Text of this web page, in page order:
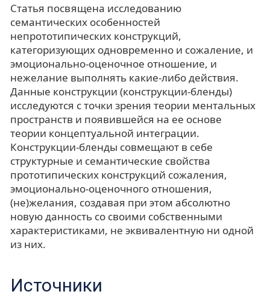
Статья посвящена исследованию
семантических особенностей
непрототипических конструкций,
категоризующих одновременно и сожаление, и
эмоционально-оценочное отношение, и
нежелание выполнять какие-либо действия.
Данные конструкции (конструкции-бленды)
исследуются с точки зрения теории ментальных
пространств и появившейся на ее основе
теории концептуальной интеграции.
Конструкции-бленды совмещают в себе
структурные и семантические свойства
прототипических конструкций сожаления,
эмоционально-оценочного отношения,
(не)желания, создавая при этом абсолютно
новую данность со своими собственными
характеристиками, не эквивалентную ни одной
из них.
Источники